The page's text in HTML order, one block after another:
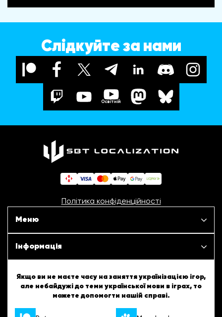
Слідкуйте за нами
Освітній
Політика конфіденційності
Меню
Наші проєкти
Інформація
ШБТурнір
ШБТворчість
Якщо ви не маєте часу на заняття українізацією ігор,
але небайдужі до теми української мови в іграх, то
можете допомогти нашій справі.